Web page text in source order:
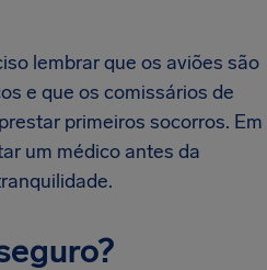
lembrar que os aviões são
e que os comissários de
primeiros socorros. Em
um médico antes da